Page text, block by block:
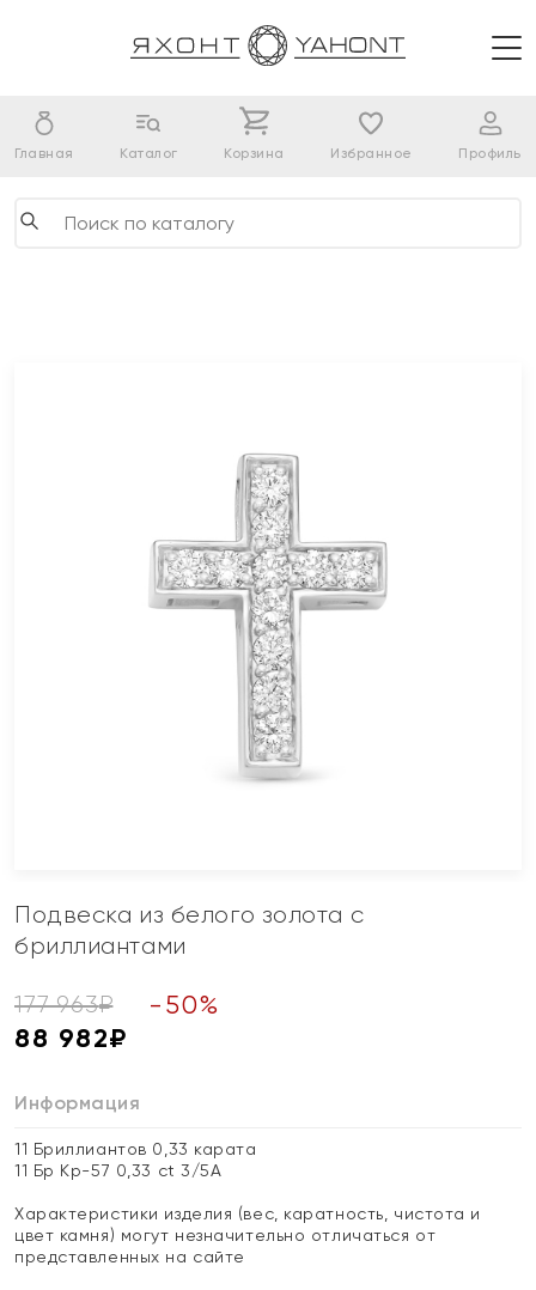
Главная Каталог Корзина Избранное Профиль
Подвеска из белого золота с
бриллиантами
177 963₽ - 50%
88 982₽
Информация
11 Бриллиантов 0,33 карата
11 Бр Кр-57 0,33 ct 3/5А
Характеристики изделия (вес, каратность, чистота и
цвет камня) могут незначительно отличаться от
представленных на сайте